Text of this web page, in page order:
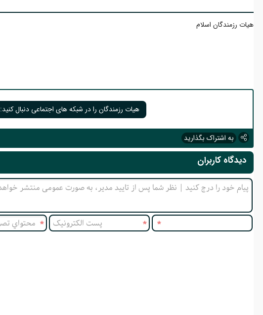
هیات رزمندگان اسلام
هیات رزمندگان را در شبکه های اجتماعی دنبال کنید:
به اشتراک بگذارید
دیدگاه کاربران